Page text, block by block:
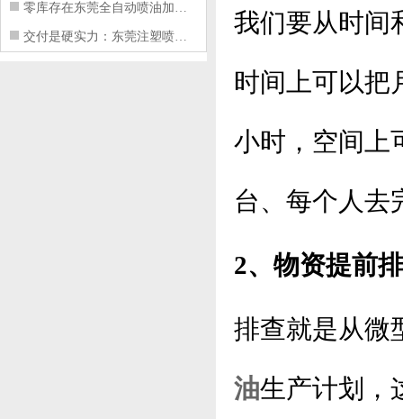
零库存在东莞全自动喷油加工厂不可行的
交付是硬实力：东莞注塑喷油厂如何用齐 我们要从时间
时间上可以把
小时，空间上
台、每个人去
2、物资提前
排查就是从微
油生产计划，